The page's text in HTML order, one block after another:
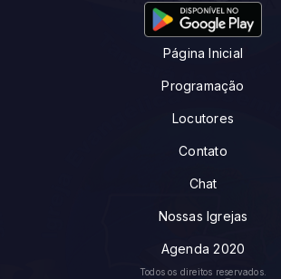
Página Inicial
Programação
Locutores
Contato
Chat
Nossas Igrejas
Agenda 2020
Todos os direitos reservados.